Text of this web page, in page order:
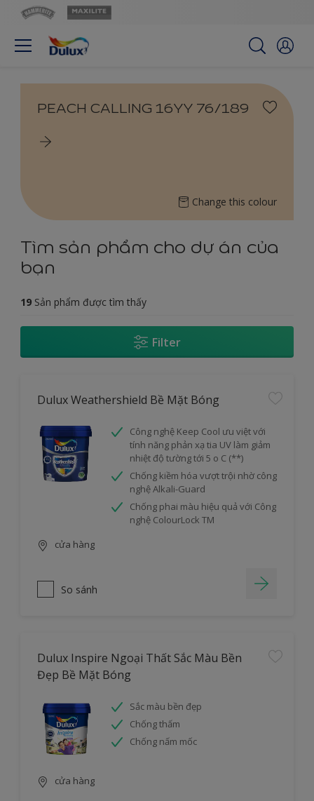
PEACH CALLING 16YY 76/189
Change this colour
Tìm sản phẩm cho dự án của
bạn
19 Sản phẩm được tìm thấy
Filter
Dulux Weathershield Bề Mặt Bóng
Công nghệ Keep Cool ưu việt với
tính năng phản xạ tia UV làm giảm
nhiệt độ tường tới 5 o C (**)
Chống kiềm hóa vượt trội nhờ công
nghệ Alkali-Guard
Chống phai màu hiệu quả với Công
nghệ ColourLock TM
cửa hàng
So sánh
Dulux Inspire Ngoại Thất Sắc Màu Bền
Đẹp Bề Mặt Bóng
Sắc màu bền đẹp
Chống thấm
Chống nấm mốc
cửa hàng